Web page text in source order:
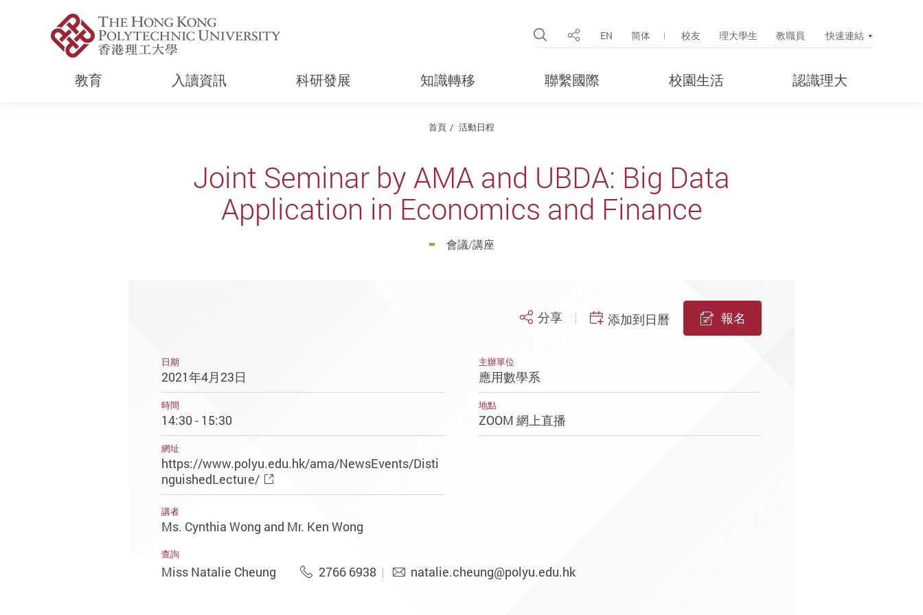
Open Site Search Popup
分享 EN 简体 校友 理大學生 教職員 快速連結
教育 入讀資訊 科研發展 知識轉移 聯繫國際 校園生活 認識理大
首頁 活動日程
Joint Seminar by AMA and UBDA: Big Data
Application in Economics and Finance
會議/講座
分享 添加到日曆 報名
日期
2021年4月23日
主辦單位
應用數學系
時間
14:30 - 15:30
地點
ZOOM 網上直播
網址
https://www.polyu.edu.hk/ama/NewsEvents/Disti
nguishedLecture/
講者
Ms. Cynthia Wong and Mr. Ken Wong
查詢
Miss Natalie Cheung 2766 6938 natalie.cheung@polyu.edu.hk